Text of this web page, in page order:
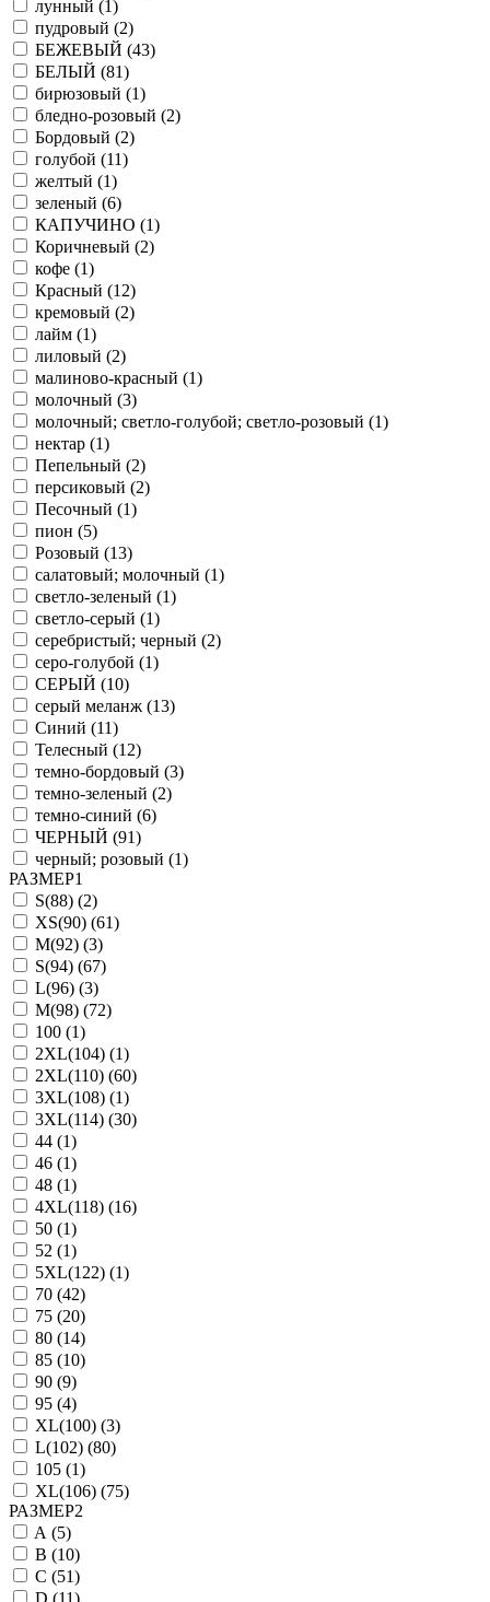
лунный (1)
пудровый (2)
БЕЖЕВЫЙ (43)
БЕЛЫЙ (81)
бирюзовый (1)
бледно-розовый (2)
Бордовый (2)
голубой (11)
желтый (1)
зеленый (6)
КАПУЧИНО (1)
Коричневый (2)
кофе (1)
Красный (12)
кремовый (2)
лайм (1)
лиловый (2)
малиново-красный (1)
молочный (3)
молочный; светло-голубой; светло-розовый (1)
нектар (1)
Пепельный (2)
персиковый (2)
Песочный (1)
пион (5)
Розовый (13)
салатовый; молочный (1)
светло-зеленый (1)
светло-серый (1)
серебристый; черный (2)
серо-голубой (1)
СЕРЫЙ (10)
серый меланж (13)
Синий (11)
Телесный (12)
темно-бордовый (3)
темно-зеленый (2)
темно-синий (6)
ЧЕРНЫЙ (91)
черный; розовый (1)
РАЗМЕР1
S(88) (2)
XS(90) (61)
M(92) (3)
S(94) (67)
L(96) (3)
M(98) (72)
100 (1)
2XL(104) (1)
2XL(110) (60)
3XL(108) (1)
3XL(114) (30)
44 (1)
46 (1)
48 (1)
4XL(118) (16)
50 (1)
52 (1)
5XL(122) (1)
70 (42)
75 (20)
80 (14)
85 (10)
90 (9)
95 (4)
XL(100) (3)
L(102) (80)
105 (1)
XL(106) (75)
РАЗМЕР2
A (5)
B (10)
C (51)
D (11)